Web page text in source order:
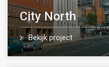
City North
Bekijk project